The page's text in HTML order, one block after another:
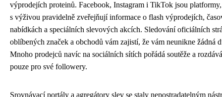
výprodejích proteinů. Facebook, Instagram i TikTok jsou
s výživou pravidelně zveřejňují informace o flash výprodejích,
nabídkách a speciálních slevových akcích. Sledování oficiálních
oblíbených značek a obchodů vám zajistí, že vám neunikne žádná
Mnoho prodejců navíc na sociálních sítích pořádá soutěže a
pouze pro své followery.
Srovnávací portály a agregátory slev se staly nepostradatelným